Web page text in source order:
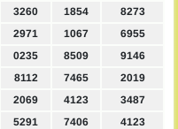
3260 1854
8273
2971 1067
6955
0235 8509
9146
8112 7465
2019
2069 4123
3487
5291 7406
4123